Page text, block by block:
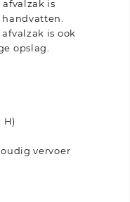
is
is ook
opslag.
H)
vervoer